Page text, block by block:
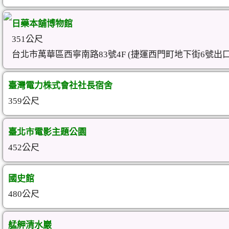
日藥本舖博物館
351公尺
台北市萬華區西寧南路83號4F (捷運西門町地下街6號出
臺灣電力株式會社社長宿舍
359公尺
臺北市電影主題公園
452公尺
國史館
480公尺
艋舺清水巖